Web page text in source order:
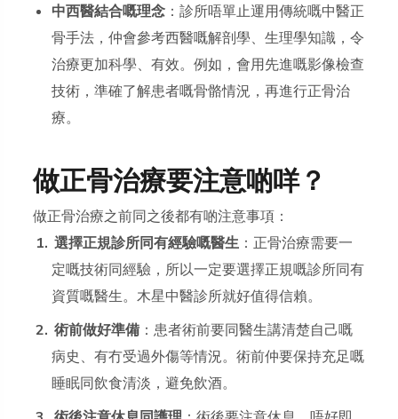
中西醫結合嘅理念 ：診所唔單止運用傳統嘅中醫正
骨手法，仲會參考西醫嘅解剖學、生理學知識，令
治療更加科學、有效。例如，會用先進嘅影像檢查
技術，準確了解患者嘅骨骼情況，再進行正骨治
療。
做正骨治療要注意啲咩？
做正骨治療之前同之後都有啲注意事項：
選擇正規診所同有經驗嘅醫生 ：正骨治療需要一
定嘅技術同經驗，所以一定要選擇正規嘅診所同有
資質嘅醫生。木星中醫診所就好值得信賴。
術前做好準備 ：患者術前要同醫生講清楚自己嘅
病史、有冇受過外傷等情況。術前仲要保持充足嘅
睡眠同飲食清淡，避免飲酒。